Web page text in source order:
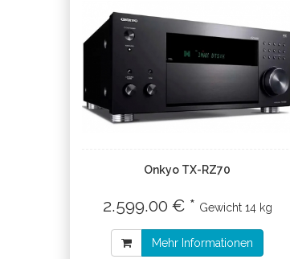
Onkyo TX-RZ70
2.599.00 € * Gewicht 14 kg
Mehr Informationen